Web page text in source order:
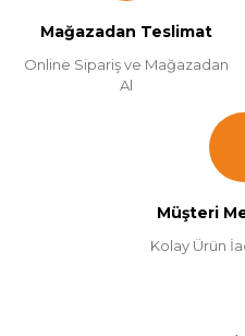
Mağazadan Teslimat
Online Sipariş ve Mağazadan
Al
Müşteri
Kolay Ürün